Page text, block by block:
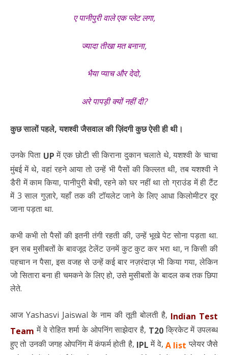
ए पानीपुरी वाले एक प्लेट लगा,
ज्यादा तीखा मत बनाना,
भैया प्याच और देदो,
अरे पापड़ी क्यों नहीं दी?
कुछ सालों पहले, यशश्वी जैसवाल की ज़िंदगी कुछ ऐसी ही थी।
उनके पिता UPमें एक छोटी सी किराना दुकान चलाते थे, यशश्वी के चाचा
मुंबई में थे, वहां रहने आया तो उन्हें भी पैसों की किल्लत थी, तब यशश्वी ने
डैरी में काम किया, पानीपुरी बेची, रहने को घर नहीं था तो ग्राउंड में ही टैंट
में 3 साल गुज़ारे, यहाँ तक की टॉयलेट जाने के लिए आधा किलोमीटर दूर
जाना पड़ता था.
कभी कभी तो पैसों की इतनी तंगी रहती की, उन्हें भूखे पेट सोना पड़ता था.
इन सब मुसीबतों के बावजूद टेलेंट उनमें कुट कुट कर भरा था, न किसी की
पहचान न पैसा, इस वजह से उन्हें कई बार नज़रंदाज़ भी किया गया, लेकिन
जो सितारा बना ही चमकने के लिए हो, उसे मुसीबतों के बादल कब तक छिपा
लेते.
आज Yashasvi Jaiswal के नाम की तूती बोलती है, Indian Test
Team में वे रोहित शर्मा के ओपनिंग साझेदार है, T20क्रिकेट में उपलब्ध
हुए तो उनकी जगह ओपनिंग में कंफर्म होती है, IPLमें वे, A list प्लेयर जैसे